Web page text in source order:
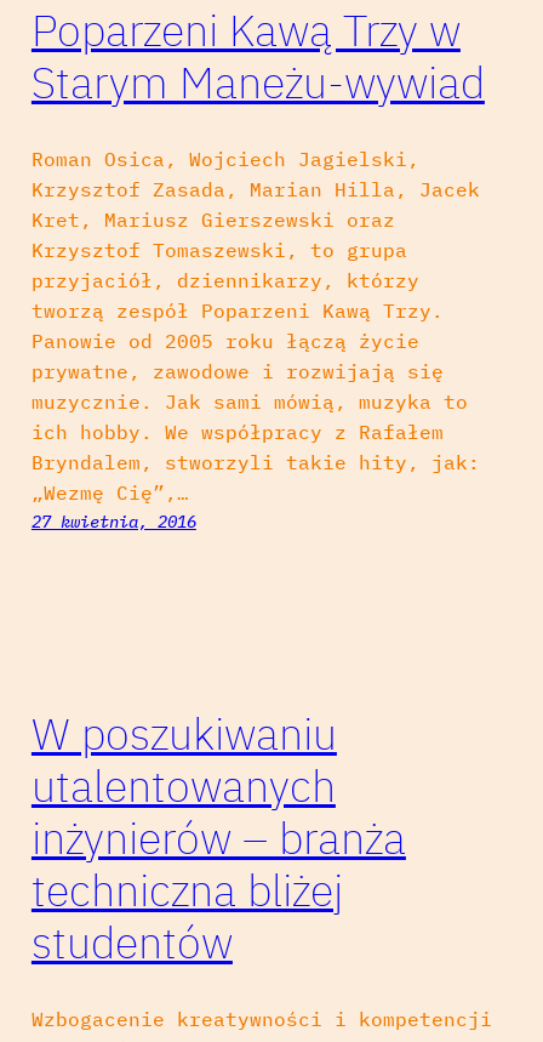
Poparzeni Kawą Trzy w
Starym Maneżu-wywiad
Roman Osica, Wojciech Jagielski,
Krzysztof Zasada, Marian Hilla, Jacek
Kret, Mariusz Gierszewski oraz
Krzysztof Tomaszewski, to grupa
przyjaciół, dziennikarzy, którzy
tworzą zespół Poparzeni Kawą Trzy.
Panowie od 2005 roku łączą życie
prywatne, zawodowe i rozwijają się
muzycznie. Jak sami mówią, muzyka to
ich hobby. We współpracy z Rafałem
Bryndalem, stworzyli takie hity, jak:
„Wezmę Cię”,…
27 kwietnia, 2016
W poszukiwaniu
utalentowanych
inżynierów – branża
techniczna bliżej
studentów
Wzbogacenie kreatywności i kompetencji